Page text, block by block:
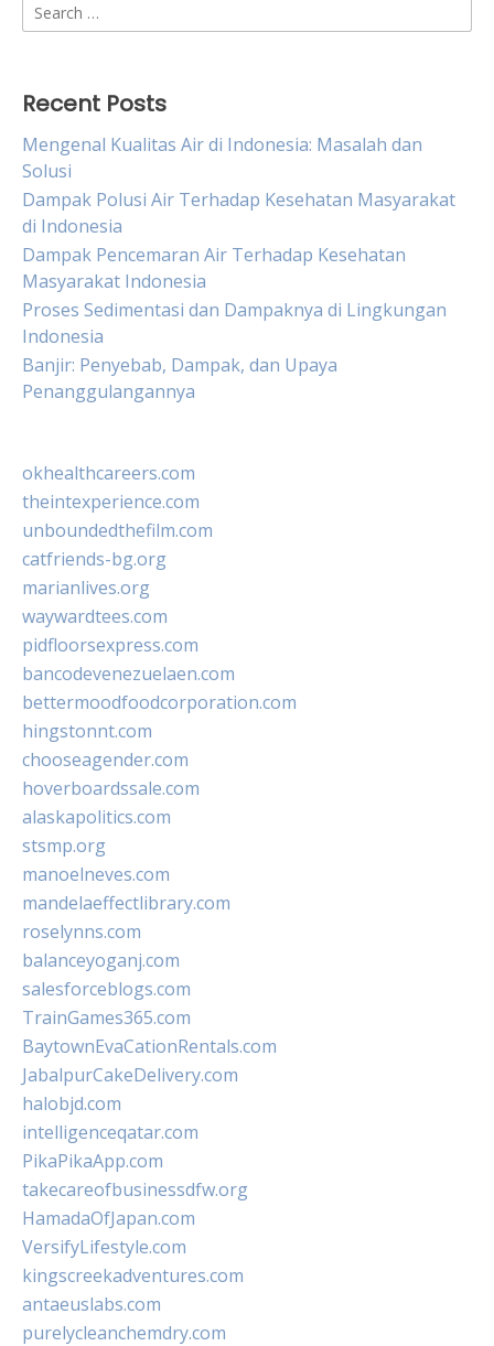
Search
for:
Recent Posts
Mengenal Kualitas Air di Indonesia: Masalah dan
Solusi
Dampak Polusi Air Terhadap Kesehatan Masyarakat
di Indonesia
Dampak Pencemaran Air Terhadap Kesehatan
Masyarakat Indonesia
Proses Sedimentasi dan Dampaknya di Lingkungan
Indonesia
Banjir: Penyebab, Dampak, dan Upaya
Penanggulangannya
okhealthcareers.com
theintexperience.com
unboundedthefilm.com
catfriends-bg.org
marianlives.org
waywardtees.com
pidfloorsexpress.com
bancodevenezuelaen.com
bettermoodfoodcorporation.com
hingstonnt.com
chooseagender.com
hoverboardssale.com
alaskapolitics.com
stsmp.org
manoelneves.com
mandelaeffectlibrary.com
roselynns.com
balanceyoganj.com
salesforceblogs.com
TrainGames365.com
BaytownEvaCationRentals.com
JabalpurCakeDelivery.com
halobjd.com
intelligenceqatar.com
PikaPikaApp.com
takecareofbusinessdfw.org
HamadaOfJapan.com
VersifyLifestyle.com
kingscreekadventures.com
antaeuslabs.com
purelycleanchemdry.com